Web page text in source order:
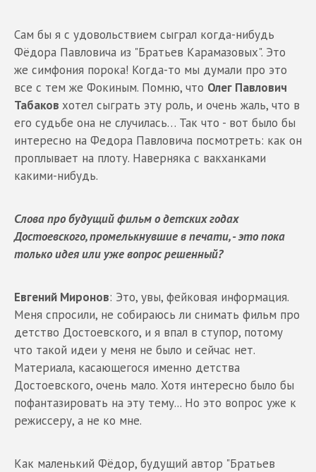
Сам бы я с удовольствием сыграл когда-нибудь
Фёдора Павловича из "Братьев Карамазовых". Это
же симфония порока! Когда-то мы думали про это
все с тем же Фокиным. Помню, что Олег Павлович
Табаков хотел сыграть эту роль, и очень жаль, что в
его судьбе она не случилась… Так что - вот было бы
интересно на Федора Павловича посмотреть: как он
проплывает на плоту. Наверняка с вакханками
какими-нибудь.
Слова про будущий фильм о детских годах
Достоевского, промелькнувшие в печати, - это пока
только идея или уже вопрос решенный?
Евгений Миронов: Это, увы, фейковая информация.
Меня спросили, не собираюсь ли снимать фильм про
детство Достоевского, и я впал в ступор, потому
что такой идеи у меня не было и сейчас нет.
Материала, касающегося именно детства
Достоевского, очень мало. Хотя интересно было бы
пофантазировать на эту тему... Но это вопрос уже к
режиссеру, а не ко мне.
Как маленький Фёдор, будущий автор "Братьев